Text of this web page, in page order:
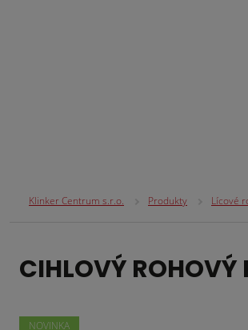
Klinker Centrum s.r.o. Produkty Lícové
CIHLOVÝ
NOVINKA